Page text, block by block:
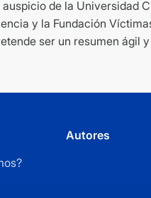
de
2006
de la
y la Fundación
ser un resumen ágil
Autores